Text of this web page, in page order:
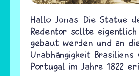
Hallo Jonas. Die Statue
Redentor sollte eigentlich
gebaut werden und an
Unabhängigkeit Brasiliens
Portugal im Jahre 1822